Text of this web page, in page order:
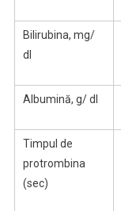
Bilirubina, mg/
dl
Albumină, g/ dl
Timpul de
protrombina
(sec)